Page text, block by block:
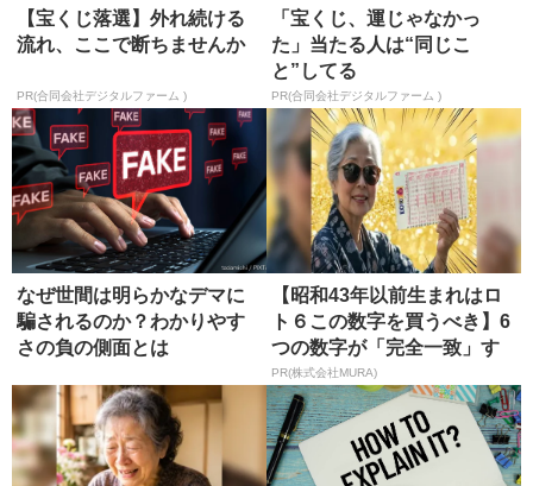
【宝くじ落選】外れ続ける
流れ、ここで断ちませんか
PR(合同会社デジタルファーム )
「宝くじ、運じゃなかっ
た」当たる人は“同じこ
と”してる
PR(合同会社デジタルファーム )
なぜ世間は明らかなデマに
騙されるのか？わかりやす
さの負の側面とは
【昭和43年以前生まれはロ
ト６この数字を買うべき】6
つの数字が「完全一致」す
る方...
PR(株式会社MURA)